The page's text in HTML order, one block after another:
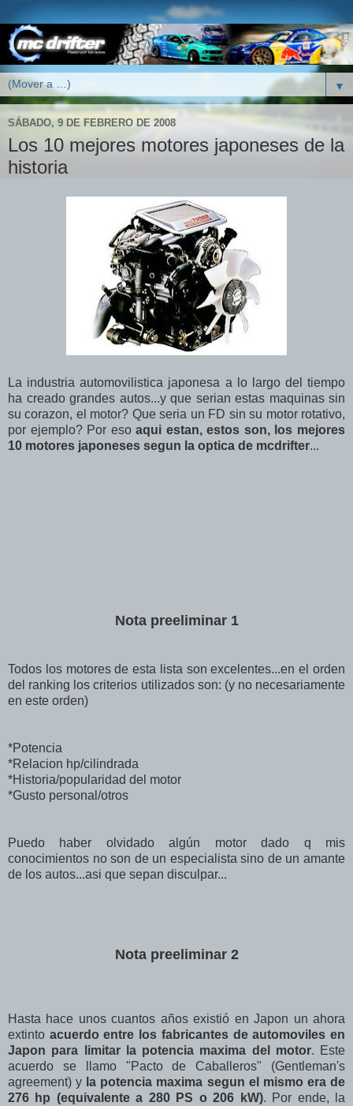
▼
SÁBADO, 9 DE FEBRERO DE 2008
Los 10 mejores motores japoneses de la
historia
La industria automovilistica japonesa a lo largo del tiempo
ha creado grandes autos...y que serian estas maquinas sin
su corazon, el motor? Que seria un FD sin su motor rotativo,
por ejemplo? Por esoaqui estan, estos son, los mejores
10 motores japoneses segun la optica de mcdrifter...
Nota preeliminar 1
Todos los motores de esta lista son excelentes...en el orden
del ranking los criterios utilizados son: (y no necesariamente
en este orden)
*Potencia
*Relacion hp/cilindrada
*Historia/popularidad del motor
*Gusto personal/otros
Puedo haber olvidado algún motor dado q mis
conocimientos no son de un especialista sino de un amante
de los autos...asi que sepan disculpar...
Nota preeliminar 2
Hasta hace unos cuantos años existió en Japon un ahora
extinto acuerdo entre los fabricantes de automoviles en
Japon para limitar la potencia maxima del motor. Este
acuerdo se llamo "Pacto de Caballeros" (Gentleman's
agreement) y la potencia maxima segun el mismo era de
276 hp (equivalente a 280 PS o 206 kW). Por ende, la